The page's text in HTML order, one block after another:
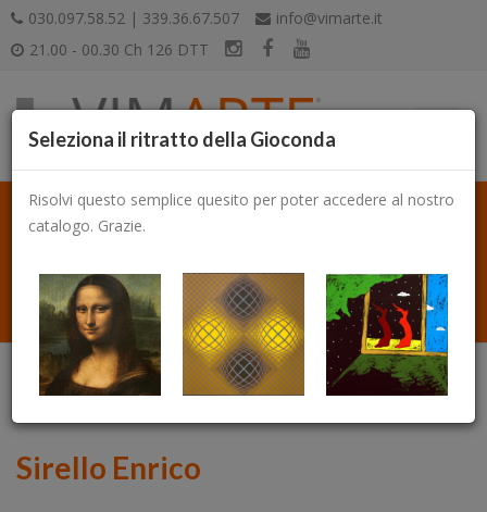
030.097.58.52 | 339.36.67.507
info@vimarte.it
21.00 - 00.30 Ch 126 DTT
Sirello Enrico
Seleziona il ritratto della Gioconda
Risolvi questo semplice quesito per poter accedere al nostro
catalogo. Grazie.